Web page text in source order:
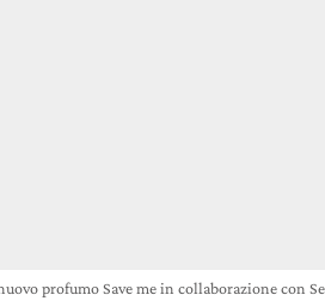
profumo Save me in collaborazione con